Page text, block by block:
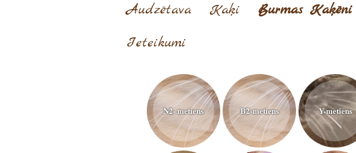
Audzētava Kaķi Burmas Kaķēni
Ieteikumi
N2- metiens B2-metiens Y-metiens